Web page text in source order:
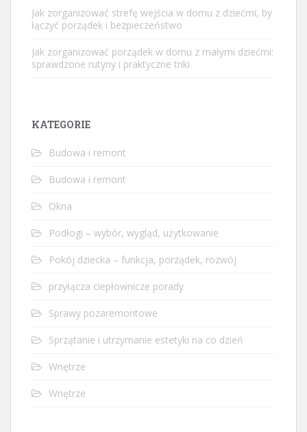
Jak zorganizować strefę wejścia w domu z dziećmi, by
łączyć porządek i bezpieczeństwo
Jak zorganizować porządek w domu z małymi dziećmi:
sprawdzone rutyny i praktyczne triki
KATEGORIE
Budowa i remont
Budowa i remont
Okna
Podłogi – wybór, wygląd, użytkowanie
Pokój dziecka – funkcja, porządek, rozwój
przyłącza ciepłownicze porady
Sprawy pozaremontowe
Sprzątanie i utrzymanie estetyki na co dzień
Wnętrze
Wnętrze